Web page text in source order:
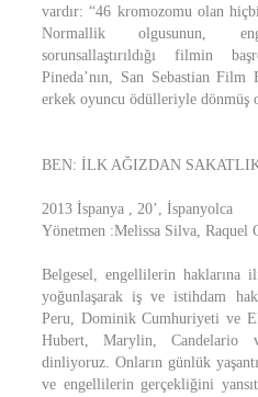
vardır: “46 kromozomu olan
Normallik olgusunun,
sorunsallaştırıldığı filmin
Pineda’nın, San Sebastian
erkek oyuncu ödülleriyle dönmüş
BEN: İLK AĞIZDAN
2013 İspanya , 20’, İspanyolca
Yönetmen :Melissa Silva, Raquel
Belgesel, engellilerin haklarına
yoğunlaşarak iş ve istihdam
Peru, Dominik Cumhuriyeti ve
Hubert, Marylin, Candelario
dinliyoruz. Onların günlük
ve engellilerin gerçekliğini